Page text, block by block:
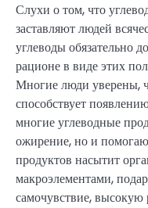
Слухи о том, что
заставляют людей
углеводы обязательно
рационе в виде этих
Многие люди уверены,
способствует
многие углеводные
ожирение, но и
продуктов насытит
макроэлементами,
самочувствие, высокую